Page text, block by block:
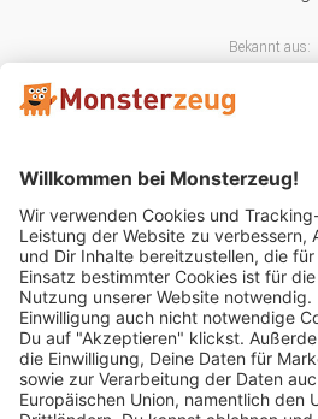
Bekannt aus:
Mitglied im: